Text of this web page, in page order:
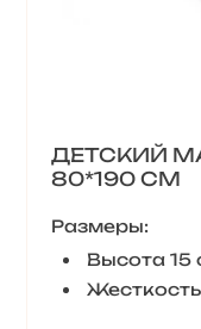
ДЕТСКИЙ
80*190 СМ
Размеры:
Высота 15